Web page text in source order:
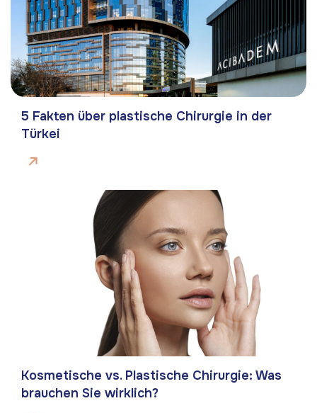
5 Fakten über plastische Chirurgie in der
Türkei
Kosmetische vs. Plastische Chirurgie: Was
brauchen Sie wirklich?